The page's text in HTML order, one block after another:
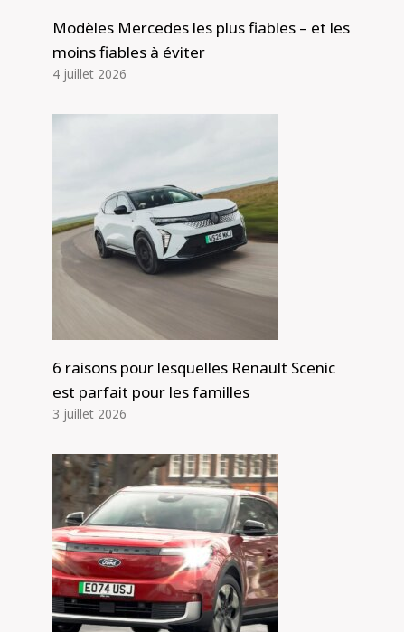
Modèles Mercedes les plus fiables – et les
moins fiables à éviter
4 juillet 2026
6 raisons pour lesquelles Renault Scenic
est parfait pour les familles
3 juillet 2026